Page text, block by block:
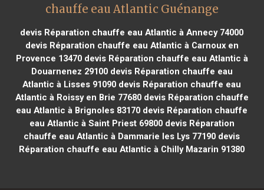
chauffe eau Atlantic Guénange
devis Réparation chauffe eau Atlantic à Annecy 74000
devis Réparation chauffe eau Atlantic à Carnoux en
Provence 13470devis Réparation chauffe eau Atlantic à
Douarnenez 29100devis Réparation chauffe eau
Atlantic à Lisses 91090 devis Réparation chauffe eau
Atlantic à Roissy en Brie 77680devis Réparation chauffe
eau Atlantic à Brignoles 83170 devis Réparation chauffe
eau Atlantic à Saint Priest 69800devis Réparation
chauffe eau Atlantic à Dammarie les Lys 77190 devis
Réparation chauffe eau Atlantic à Chilly Mazarin 91380